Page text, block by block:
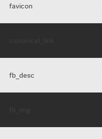
favicon
fb_desc